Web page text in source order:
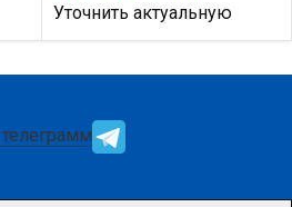
Уточнить актуальную
цену и наличие товара Вы